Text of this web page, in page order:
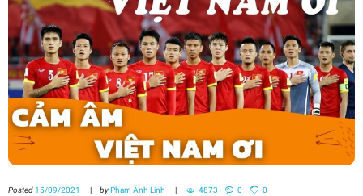
Posted 15/09/2021 byPhạm Ánh Linh 4873 0 0